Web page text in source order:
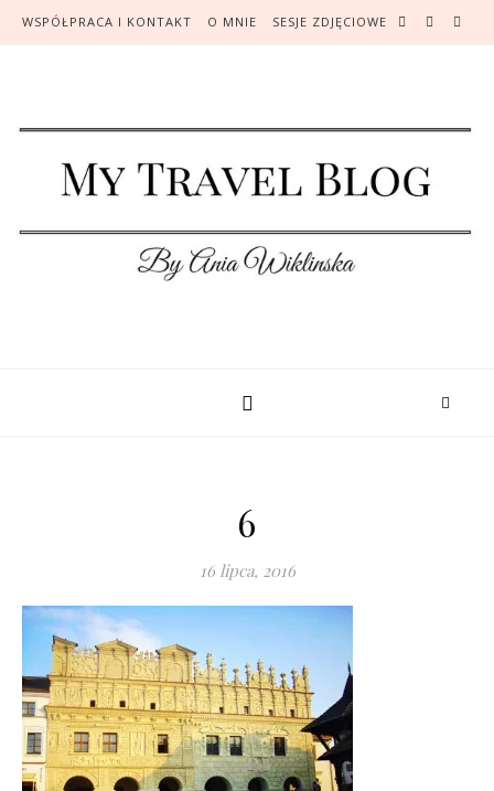
WSPÓŁPRACA I KONTAKT O MNIE SESJE ZDJĘCIOWE
6
16 lipca, 2016